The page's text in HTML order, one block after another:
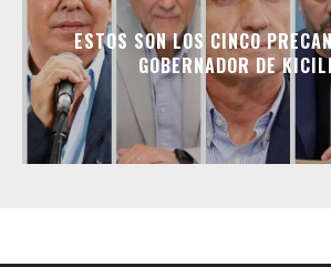
ESTOS SON LOS CINCO
GOBERNADOR DE